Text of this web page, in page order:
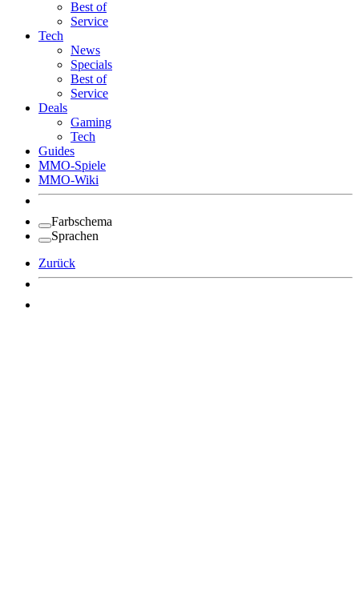
Best of
Service
Tech
News
Specials
Best of
Service
Deals
Gaming
Tech
Guides
MMO-Spiele
MMO-Wiki
Farbschema
Sprachen
Zurück